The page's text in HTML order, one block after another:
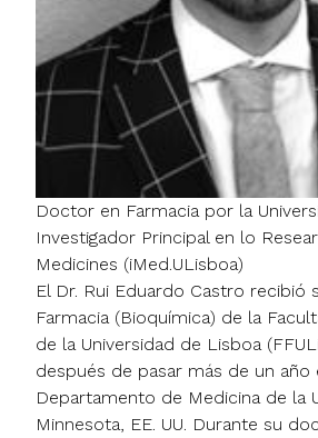
Doctor en Farmacia por la
Investigador Principal en lo
Medicines (iMed.ULisboa)
El Dr. Rui Eduardo Castro recibió
Farmacia (Bioquímica) de la
de la Universidad de Lisboa
después de pasar más de un año
Departamento de Medicina de la
Minnesota, EE. UU. Durante su